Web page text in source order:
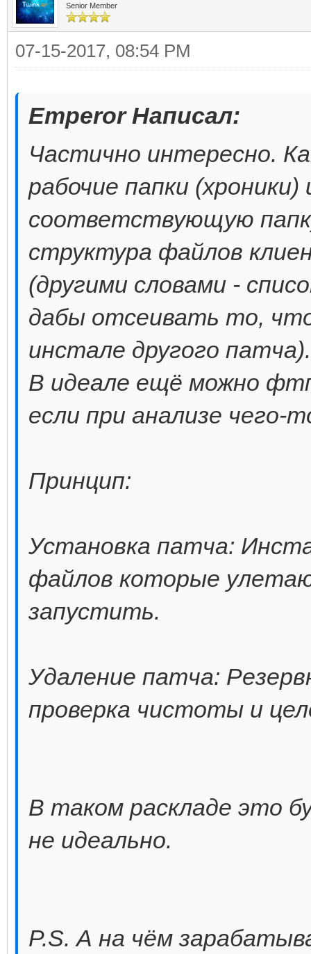
Senior Member
07-15-2017, 08:54 PM
Emperor Написал:
Частично интересно.
рабочие папки
соответствующую
структура файлов
(другими словами -
дабы отсеивать то,
инстале другого патча).
В идеале ещё можно
если при анализе чего-
Принцип:
Установка патча:
файлов которые
запустить.
Удаление патча:
проверка чистоты и
В таком раскладе это
не идеально.
P.S. А на чём